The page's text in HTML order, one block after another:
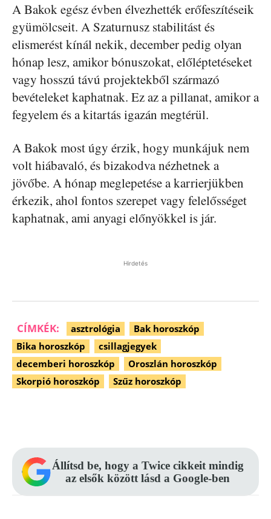
A Bakok egész évben élvezhették erőfeszítéseik
gyümölcseit. A Szaturnusz stabilitást és
elismerést kínál nekik, december pedig olyan
hónap lesz, amikor bónuszokat, előléptetéseket
vagy hosszú távú projektekből származó
bevételeket kaphatnak. Ez az a pillanat, amikor a
fegyelem és a kitartás igazán megtérül.
A Bakok most úgy érzik, hogy munkájuk nem
volt hiábavaló, és bizakodva nézhetnek a
jövőbe. A hónap meglepetése a karrierjükben
érkezik, ahol fontos szerepet vagy felelősséget
kaphatnak, ami anyagi előnyökkel is jár.
Hirdetés
CÍMKÉK: asztrológia
Bak horoszkóp
Bika horoszkóp
csillagjegyek
decemberi horoszkóp
Oroszlán horoszkóp
Skorpió horoszkóp
Szűz horoszkóp
Állítsd be, hogy a Twice cikkeit mindig
az elsők között lásd a Google-ben